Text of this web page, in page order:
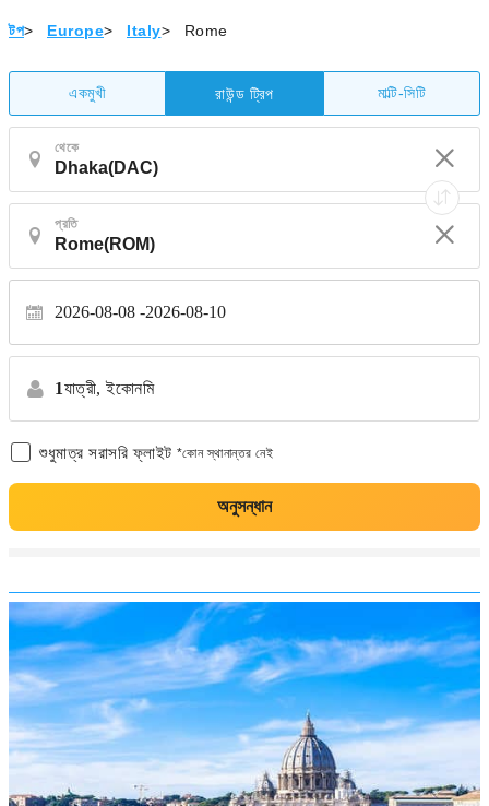
টপ> Europe> Italy> Rome
একমুখী রাউন্ড ট্রিপ মাল্টি-সিটি
থেকে
প্রতি
2026-08-08 2026-08-10
1যাত্রী, ইকোনমি
শুধুমাত্র সরাসরি ফ্লাইট *কোন স্থানান্তর নেই
অনুসন্ধান